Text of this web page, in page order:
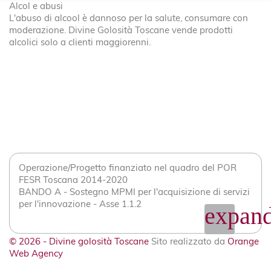
Alcol e abusi
L'abuso di alcool è dannoso per la salute, consumare con
moderazione. Divine Golosità Toscane vende prodotti
alcolici solo a clienti maggiorenni.
Operazione/Progetto finanziato nel quadro del POR
FESR Toscana 2014-2020
BANDO A - Sostegno MPMI per l'acquisizione di servizi
per l'innovazione - Asse 1.1.2
© 2026 - Divine golosità Toscane Sito realizzato da Orange
Web Agency